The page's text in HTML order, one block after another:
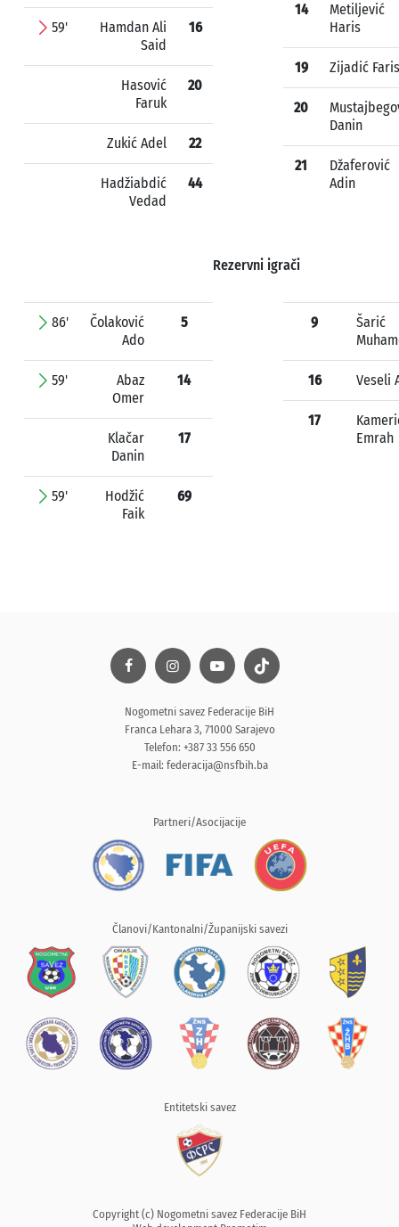
59'
Hamdan Ali
Said
16
Hasović
Faruk
20
Zukić Adel 22
Hadžiabdić
Vedad
44
14
Metiljević
Haris
19 Zijadić Faris
20
Danin
21
Džaferović
Adin
Rezervni igrači
86'
Čolaković
Ado
5
59'
Abaz
Omer
14
Klačar
Danin
17
59'
Hodžić
Faik
69
9
Šarić
16 Veseli
17
Emrah
Nogometni savez Federacije BiH
Franca Lehara 3, 71000 Sarajevo
Telefon: +387 33 556 650
E-mail: federacija@nsfbih.ba
Partneri/Asocijacije
Članovi/Kantonalni/Županijski savezi
Entitetski savez
Copyright (c) Nogometni savez Federacije BiH